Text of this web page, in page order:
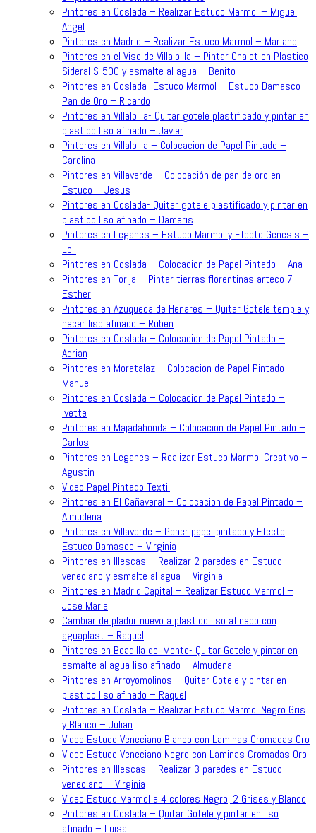
Pintores en Coslada – Realizar Estuco Marmol – Miguel
Angel
Pintores en Madrid – Realizar Estuco Marmol – Mariano
Pintores en el Viso de Villalbilla – Pintar Chalet en Plastico
Sideral S-500 y esmalte al agua – Benito
Pintores en Coslada -Estuco Marmol – Estuco Damasco –
Pan de Oro – Ricardo
Pintores en Villalbilla- Quitar gotele plastificado y pintar en
plastico liso afinado – Javier
Pintores en Villalbilla – Colocacion de Papel Pintado –
Carolina
Pintores en Villaverde – Colocación de pan de oro en
Estuco – Jesus
Pintores en Coslada- Quitar gotele plastificado y pintar en
plastico liso afinado – Damaris
Pintores en Leganes – Estuco Marmol y Efecto Genesis –
Loli
Pintores en Coslada – Colocacion de Papel Pintado – Ana
Pintores en Torija – Pintar tierras florentinas arteco 7 –
Esther
Pintores en Azuqueca de Henares – Quitar Gotele temple y
hacer liso afinado – Ruben
Pintores en Coslada – Colocacion de Papel Pintado –
Adrian
Pintores en Moratalaz – Colocacion de Papel Pintado –
Manuel
Pintores en Coslada – Colocacion de Papel Pintado –
Ivette
Pintores en Majadahonda – Colocacion de Papel Pintado –
Carlos
Pintores en Leganes – Realizar Estuco Marmol Creativo –
Agustin
Video Papel Pintado Textil
Pintores en El Cañaveral – Colocacion de Papel Pintado –
Almudena
Pintores en Villaverde – Poner papel pintado y Efecto
Estuco Damasco – Virginia
Pintores en Illescas – Realizar 2 paredes en Estuco
veneciano y esmalte al agua – Virginia
Pintores en Madrid Capital – Realizar Estuco Marmol –
Jose Maria
Cambiar de pladur nuevo a plastico liso afinado con
aguaplast – Raquel
Pintores en Boadilla del Monte- Quitar Gotele y pintar en
esmalte al agua liso afinado – Almudena
Pintores en Arroyomolinos – Quitar Gotele y pintar en
plastico liso afinado – Raquel
Pintores en Coslada – Realizar Estuco Marmol Negro Gris
y Blanco – Julian
Video Estuco Veneciano Blanco con Laminas Cromadas Oro
Video Estuco Veneciano Negro con Laminas Cromadas Oro
Pintores en Illescas – Realizar 3 paredes en Estuco
veneciano – Virginia
Video Estuco Marmol a 4 colores Negro, 2 Grises y Blanco
Pintores en Coslada – Quitar Gotele y pintar en liso
afinado – Luisa